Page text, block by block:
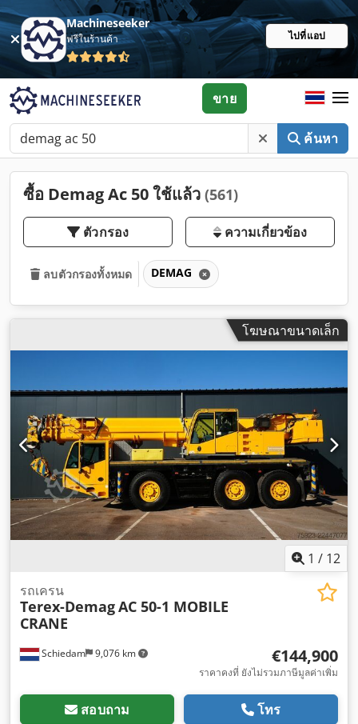
Machineseeker
ฟรีในร้านค้า ไปที่แอป
ค้นหา
ขาย
ซื้อ Demag Ac 50 ใช้แล้ว (561)
ตัวกรอง ความเกี่ยวข้อง
ลบตัวกรองทั้งหมด DEMAG
โฆษณาขนาดเล็ก
1 / 12
Schiedam 9,076 km
รถเครน
Terex-DemagAC 50-1 MOBILE
CRANE
€144,900
ราคาคงที่ ยังไม่รวมภาษีมูลค่าเพิ่ม
สอบถาม โทร